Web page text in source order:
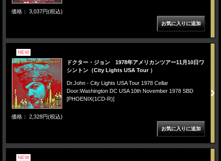
価格： 3,037円(税込)
NEW
ドクター・ジョン 1978年アメリカンツアー11月10日ワ
シントン（City Lights USA Tour ）
Dr.John - City Lights USA Tour 1978 Cellar
Door:Washington DC USA 10th November 1978 SBD
[PHOENIX(1CD-R)]
価格： 2,328円(税込)
NEW